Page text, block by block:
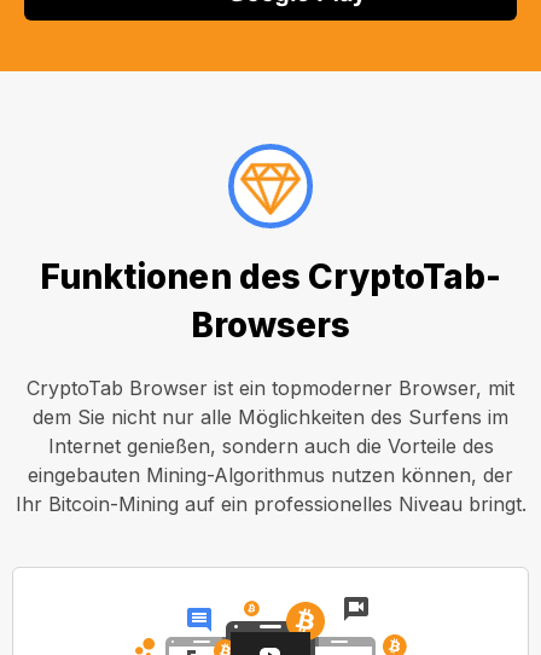
Funktionen des CryptoTab-
Browsers
CryptoTab Browser ist ein topmoderner Browser, mit
dem Sie nicht nur alle Möglichkeiten des Surfens im
Internet genießen, sondern auch die Vorteile des
eingebauten Mining-Algorithmus nutzen können, der
Ihr Bitcoin-Mining auf ein professionelles Niveau bringt.